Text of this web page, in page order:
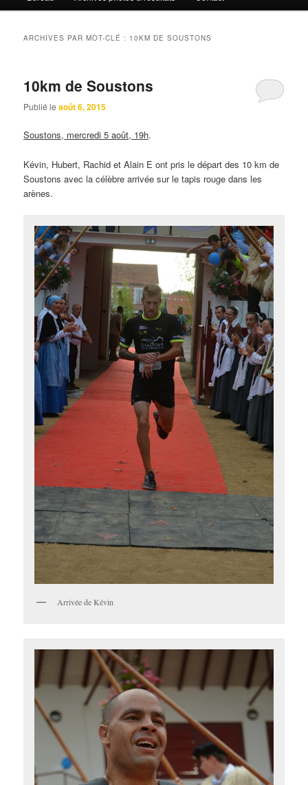
ARCHIVES PAR MOT-CLÉ : 10KM DE SOUSTONS
10km de Soustons
Publié leaoût 6, 2015
Soustons, mercredi 5 août, 19h.
Kévin, Hubert, Rachid et Alain E ont pris le départ des 10 km de
Soustons avec la célèbre arrivée sur le tapis rouge dans les
arènes.
Arrivée de Kévin